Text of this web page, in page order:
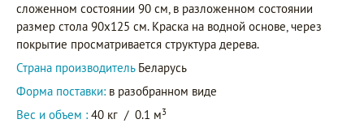
сложенном состоянии 90 см, в разложенном состоянии
размер стола 90х125 см. Краска на водной основе, через
покрытие просматривается структура дерева.
Страна производитель Беларусь
Форма поставки: в разобранном виде
Вес и объем : 40 кг / 0.1 м3